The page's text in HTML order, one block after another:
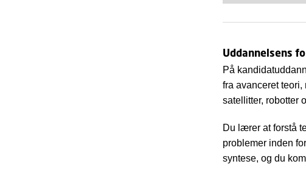
Uddannelsens
På
fra avanceret
satellitter, robotter
Du lærer at forstå
problemer inden
syntese, og du